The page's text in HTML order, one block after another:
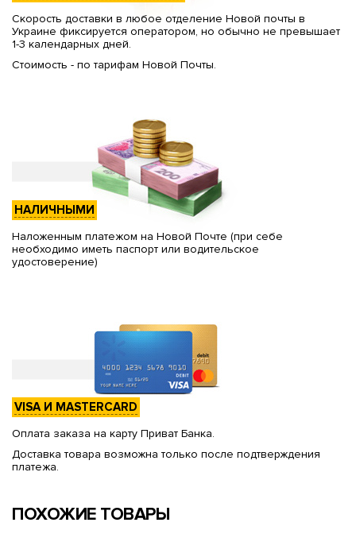
Скорость доставки в любое отделение Новой почты в
Украине фиксируется оператором, но обычно не превышает
1-3 календарных дней.
Стоимость - по тарифам Новой Почты.
НАЛИЧНЫМИ
Наложенным платежом на Новой Почте (при себе
необходимо иметь паспорт или водительское
удостоверение)
VISA И MASTERCARD
Оплата заказа на карту Приват Банка.
Доставка товара возможна только после подтверждения
платежа.
ПОХОЖИЕ ТОВАРЫ